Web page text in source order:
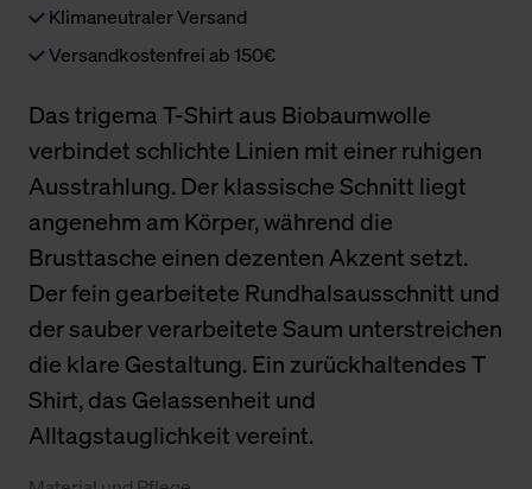
Klimaneutraler Versand
Versandkostenfrei ab 150€
Das trigema T-Shirt aus Biobaumwolle
verbindet schlichte Linien mit einer ruhigen
Ausstrahlung. Der klassische Schnitt liegt
angenehm am Körper, während die
Brusttasche einen dezenten Akzent setzt.
Der fein gearbeitete Rundhalsausschnitt und
der sauber verarbeitete Saum unterstreichen
die klare Gestaltung. Ein zurückhaltendes T
Shirt, das Gelassenheit und
Alltagstauglichkeit vereint.